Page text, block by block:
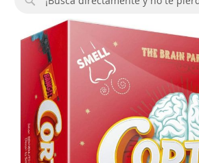
galería
imágenes